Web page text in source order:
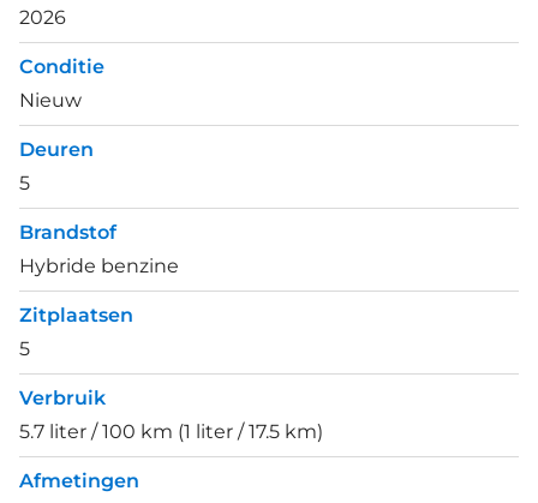
2026
Conditie
Nieuw
Deuren
5
Brandstof
Hybride benzine
Zitplaatsen
5
Verbruik
5.7 liter / 100 km (1 liter / 17.5 km)
Afmetingen